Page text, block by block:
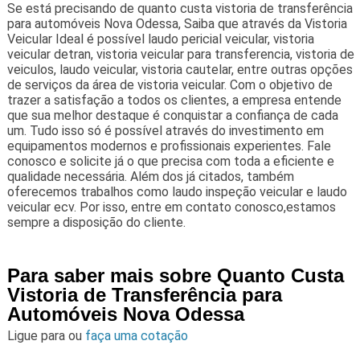
Se está precisando de quanto custa vistoria de transferência
para automóveis Nova Odessa, Saiba que através da Vistoria
Veicular Ideal é possível laudo pericial veicular, vistoria
veicular detran, vistoria veicular para transferencia, vistoria de
veiculos, laudo veicular, vistoria cautelar, entre outras opções
de serviços da área de vistoria veicular. Com o objetivo de
trazer a satisfação a todos os clientes, a empresa entende
que sua melhor destaque é conquistar a confiança de cada
um. Tudo isso só é possível através do investimento em
equipamentos modernos e profissionais experientes. Fale
conosco e solicite já o que precisa com toda a eficiente e
qualidade necessária. Além dos já citados, também
oferecemos trabalhos como laudo inspeção veicular e laudo
veicular ecv. Por isso, entre em contato conosco,estamos
sempre a disposição do cliente.
Para saber mais sobre Quanto Custa
Vistoria de Transferência para
Automóveis Nova Odessa
Ligue para ou faça uma cotação